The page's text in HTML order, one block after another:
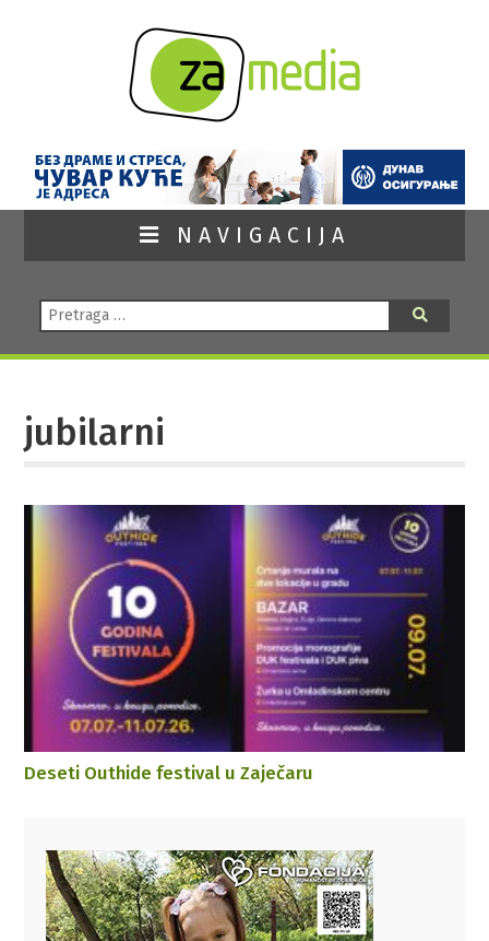
NAVIGACIJA
Pretraga:
jubilarni
Deseti Outhide festival u Zaječaru